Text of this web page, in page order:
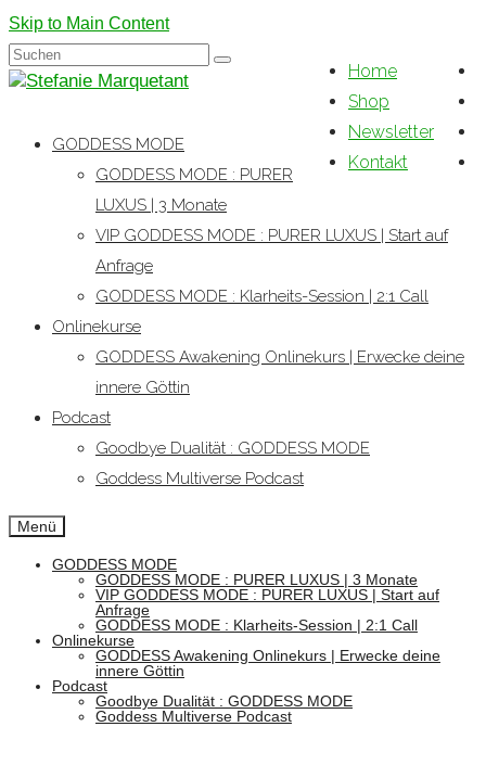
Skip to Main Content
Home
Shop
Newsletter
Kontakt
Suchen
nach:
GODDESS MODE
GODDESS MODE : PURER
LUXUS | 3 Monate
VIP GODDESS MODE : PURER LUXUS | Start auf
Anfrage
GODDESS MODE : Klarheits-Session | 2:1 Call
Onlinekurse
GODDESS Awakening Onlinekurs | Erwecke deine
innere Göttin
Podcast
Goodbye Dualität : GODDESS MODE
Goddess Multiverse Podcast
Menü
GODDESS MODE
GODDESS MODE : PURER LUXUS | 3 Monate
VIP GODDESS MODE : PURER LUXUS | Start auf
Anfrage
GODDESS MODE : Klarheits-Session | 2:1 Call
Onlinekurse
GODDESS Awakening Onlinekurs | Erwecke deine
innere Göttin
Podcast
Goodbye Dualität : GODDESS MODE
Goddess Multiverse Podcast